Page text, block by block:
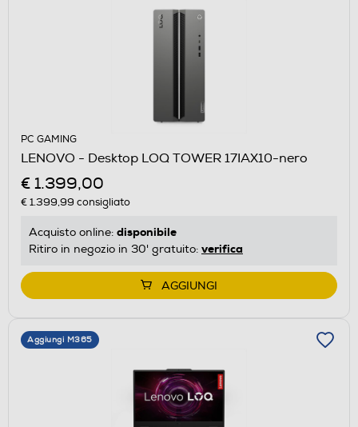
PC GAMING
LENOVO - Desktop LOQ TOWER 17IAX10-nero
€ 1.399,00
€ 1.399,99 consigliato
Acquisto online: disponibile
Ritiro in negozio in 30' gratuito: verifica
AGGIUNGI
Aggiungi M365